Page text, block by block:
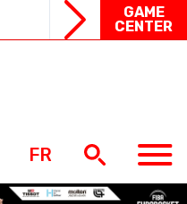
GAME
CENTER
FR